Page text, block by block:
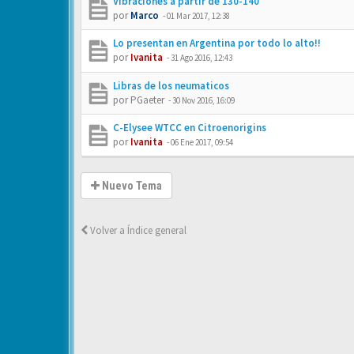
porMarco -01 Mar 2017, 12:38
Lo presentan en Argentina por todo lo alto!!
porIvanita -31 Ago 2016, 12:43
Libras de los neumaticos
porPGaeter - 30 Nov 2016, 16:09
C-Elysee WTCC en Citroenorigins
porIvanita -06 Ene 2017, 09:54
Nuevo Tema
Volver a Índice general